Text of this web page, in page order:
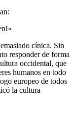
cínica. Sin
responder de forma
occidental, que
humanos en todo
europeo de todos
la cultura